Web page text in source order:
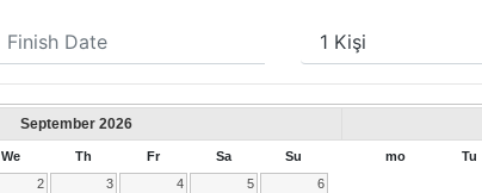
September 2026
We Th Fr Sa
Su
2 3 4 5 6
mo Tu